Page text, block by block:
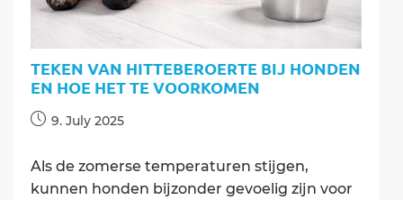
TEKEN VAN HITTEBEROERTE BIJ HONDEN
EN HOE HET TE VOORKOMEN
Post9. July 2025
Als de zomerse temperaturen stijgen,
kunnen honden bijzonder gevoelig zijn voor